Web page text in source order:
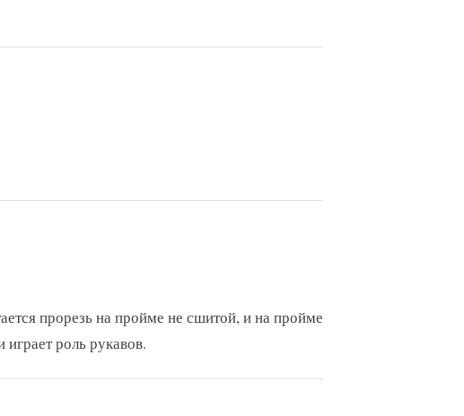
у
а
прорезь на пройме не сшитой, и на пройме
играет роль рукавов.